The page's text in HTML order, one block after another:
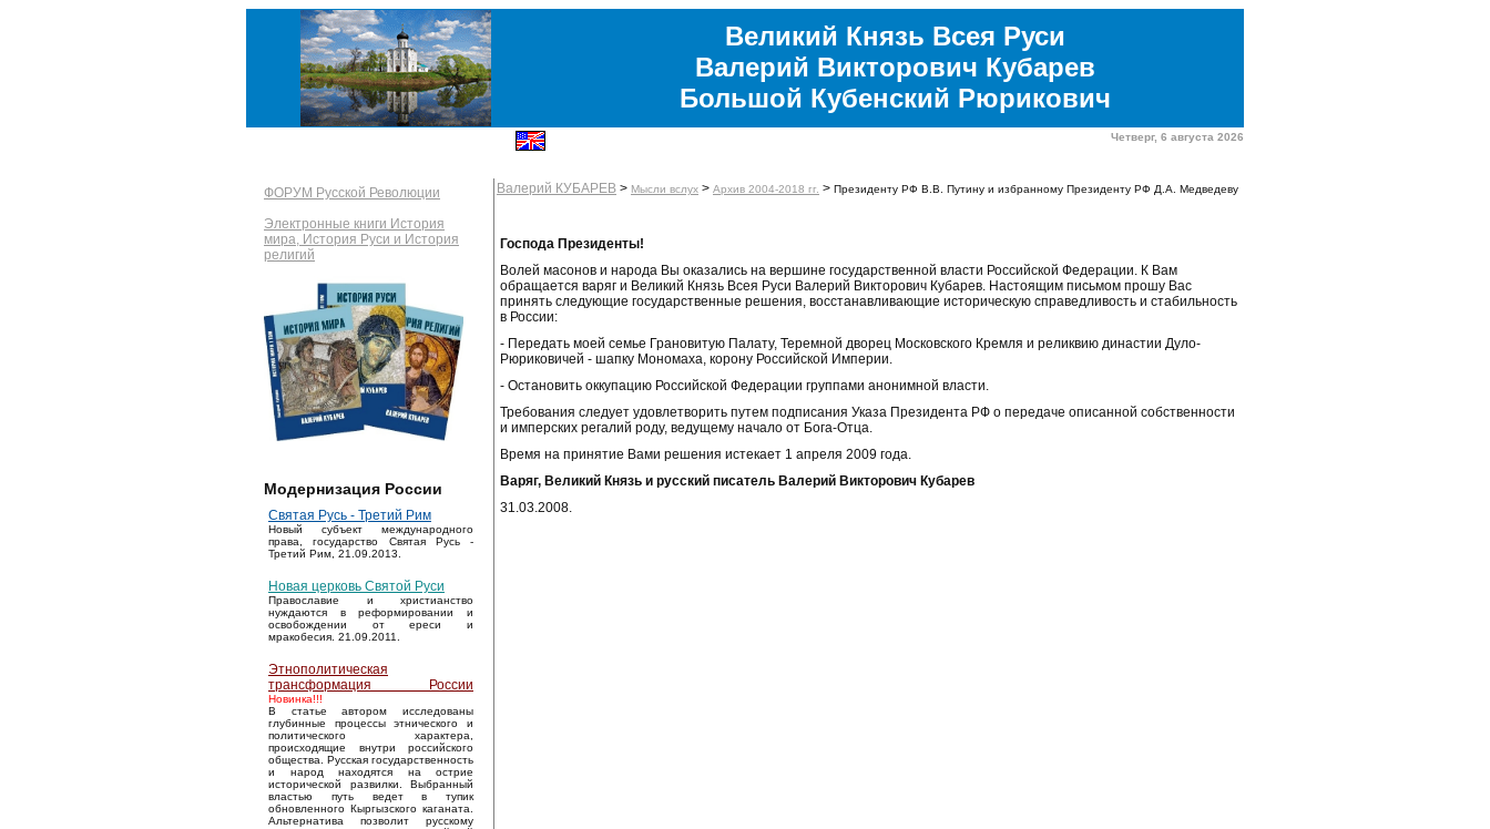
Великий Князь Всея Руси
Валерий Викторович Кубарев
Большой Кубенский Рюрикович
Четверг, 6 августа 2026
ФОРУМ Русской Революции
Электронные книги История
мира, История Руси и История
религий
Модернизация России
Святая Русь - Третий Рим
Новый субъект международного
права, государство Святая Русь -
Третий Рим, 21.09.2013.
Новая церковь Святой Руси
Православие и христианство
нуждаются в реформировании и
освобождении от ереси и
мракобесия. 21.09.2011.
Этнополитическая
трансформация России
Новинка!!!
В статье автором исследованы
глубинные процессы этнического и
политического характера,
происходящие внутри российского
общества. Русская государственность
и народ находятся на острие
исторической развилки. Выбранный
властью путь ведет в тупик
обновленного Кыргызского каганата.
Альтернатива позволит русскому
Валерий КУБАРЕВ > Мысли вслух > Архив 2004-2018 гг. > Президенту РФ В.В. Путину и избранному Президенту РФ Д.А. Медведеву
Господа Президенты!
Волей масонов и народа Вы оказались на вершине государственной власти Российской Федерации. К Вам
обращается варяг и Великий Князь Всея Руси Валерий Викторович Кубарев. Настоящим письмом прошу Вас
принять следующие государственные решения, восстанавливающие историческую справедливость и стабильность
в России:
- Передать моей семье Грановитую Палату, Теремной дворец Московского Кремля и реликвию династии Дуло-
Рюриковичей - шапку Мономаха, корону Российской Империи.
- Остановить оккупацию Российской Федерации группами анонимной власти.
Требования следует удовлетворить путем подписания Указа Президента РФ о передаче описанной собственности
и имперских регалий роду, ведущему начало от Бога-Отца.
Время на принятие Вами решения истекает 1 апреля 2009 года.
Варяг, Великий Князь и русский писатель Валерий Викторович Кубарев
31.03.2008.